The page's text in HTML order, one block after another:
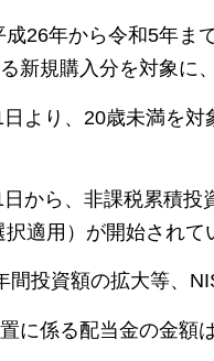
成26年から令和5年ま
新規購入分を対象に
より、20歳未満を
から、非課税累積
適用）が開始されて
間投資額の拡大等、
に係る配当金の金額